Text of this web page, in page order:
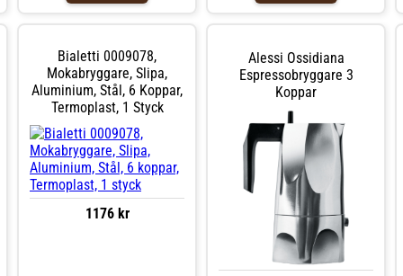
kannan utan spill. Bialetti har
och praktisk att använda.
Espressokannan fås i flera
storlekar beroende på hur stora
dina krav är. Den kan användas på
alla värmekällor inkl. induktion.
Bialetti 0009078,
Mokabryggare, Slipa,
Aluminium, Stål, 6 Koppar,
Termoplast, 1 Styck
1176 kr
Alessi Ossidiana
Espressobryggare 3
Koppar